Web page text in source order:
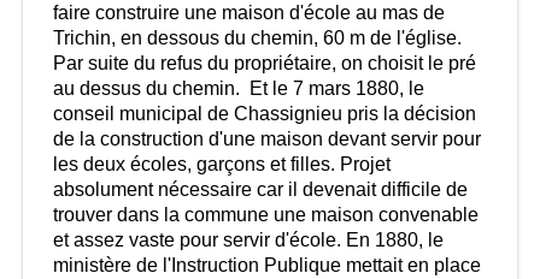
faire construire une maison d'école au mas de
Trichin, en dessous du chemin, 60 m de l'église.
Par suite du refus du propriétaire, on choisit le pré
au dessus du chemin. Et le 7 mars 1880, le
conseil municipal de Chassignieu pris la décision
de la construction d'une maison devant servir pour
les deux écoles, garçons et filles. Projet
absolument nécessaire car il devenait difficile de
trouver dans la commune une maison convenable
et assez vaste pour servir d'école. En 1880, le
ministère de l'Instruction Publique mettait en place